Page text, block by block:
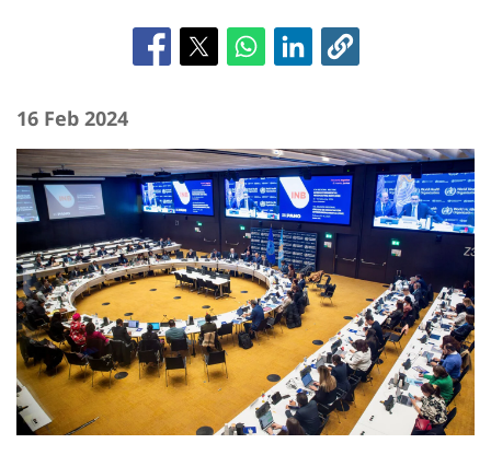
16 Feb 2024